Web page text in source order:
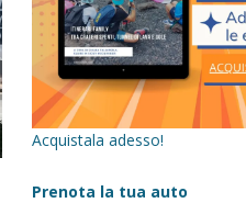
Acquistala adesso!
Prenota la tua auto